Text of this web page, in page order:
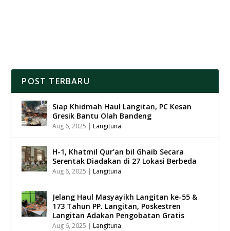
POST TERBARU
Siap Khidmah Haul Langitan, PC Kesan
Gresik Bantu Olah Bandeng
Aug 6, 2025 |Langituna
H-1, Khatmil Qur’an bil Ghaib Secara
Serentak Diadakan di 27 Lokasi Berbeda
Aug 6, 2025 |Langituna
Jelang Haul Masyayikh Langitan ke-55 &
173 Tahun PP. Langitan, Poskestren
Langitan Adakan Pengobatan Gratis
Aug 6, 2025 |Langituna